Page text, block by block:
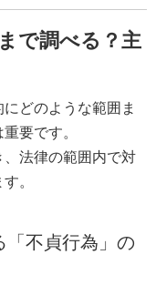
で調べる？主
どのような範囲ま
要です。
法律の範囲内で対
。
「不貞行為」の